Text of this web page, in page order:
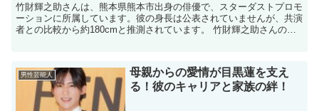
竹財輝之助さんは、熊本県熊本市出身の俳優で、スターダストプロモ
ーションに所属しています。彼の身長は公表されていませんが、共演
者との比較から約180cmと推測されています。 竹財輝之助さんの身
男性芸能人
母親からの愛情が目黒蓮を支え
る！彼のキャリアと家族の絆！